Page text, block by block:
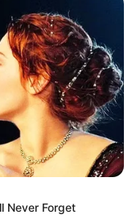
Never Forget